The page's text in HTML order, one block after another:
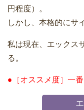
円程度）。
しかし、本格的にサ
私は現在、エックス
る。
●［オススメ度］一